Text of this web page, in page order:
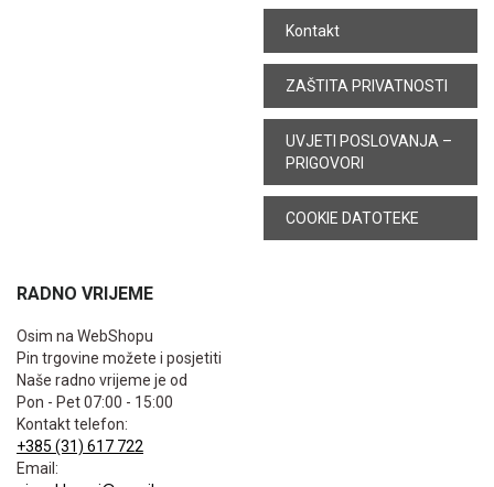
Kontakt
ZAŠTITA PRIVATNOSTI
UVJETI POSLOVANJA –
PRIGOVORI
COOKIE DATOTEKE
RADNO VRIJEME
Osim na WebShopu
Pin trgovine možete i posjetiti
Naše radno vrijeme je od
Pon - Pet 07:00 - 15:00
Kontakt telefon:
+385 (31) 617 722
Email: